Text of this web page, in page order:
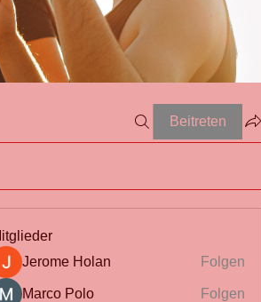
Beitreten
Jerome Holan
Folgen
Marco Polo Folgen